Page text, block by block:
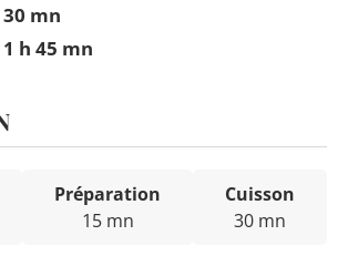
30 mn
1 h 45 mn
Préparation
15 mn
Cuisson
30 mn